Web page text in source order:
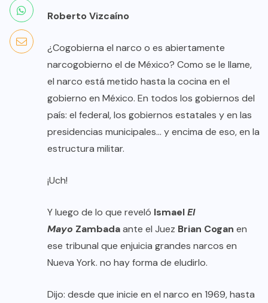
Roberto Vizcaíno
¿Cogobierna el narco o es abiertamente
narcogobierno el de México? Como se le llame,
el narco está metido hasta la cocina en el
gobierno en México. En todos los gobiernos del
país: el federal, los gobiernos estatales y en las
presidencias municipales… y encima de eso, en la
estructura militar.
¡Uch!
Y luego de lo que reveló IsmaelEl
Mayo Zambadaante el Juez Brian Cogan en
ese tribunal que enjuicia grandes narcos en
Nueva York. no hay forma de eludirlo.
Dijo: desde que inicie en el narco en 1969, hasta